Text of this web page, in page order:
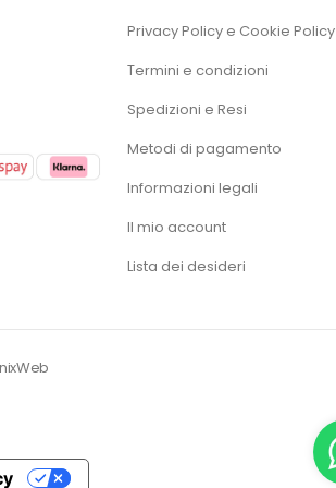
Privacy Policy e Cookie Policy
Termini e condizioni
Spedizioni e Resi
Metodi di pagamento
Informazioni legali
Il mio account
Lista dei desideri